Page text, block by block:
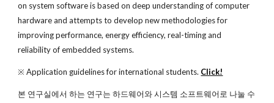
on system software is based on deep understanding of computer
hardware and attempts to develop new methodologies for
improving performance, energy efficiency, real-timing and
reliability of embedded systems.
※ Application guidelines for international students. Click!
본 연구실에서 하는 연구는 하드웨어와 시스템 소프트웨어로 나눌 수